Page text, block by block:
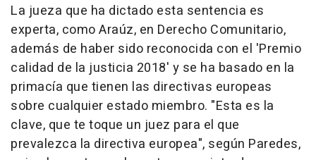
La jueza que ha dictado esta sentencia es
experta, como Araúz, en Derecho Comunitario,
además de haber sido reconocida con el 'Premio
calidad de la justicia 2018' y se ha basado en la
primacía que tienen las directivas europeas
sobre cualquier estado miembro. "Esta es la
clave, que te toque un juez para el que
prevalezca la directiva europea", según Paredes,